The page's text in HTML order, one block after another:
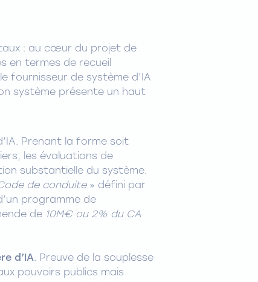
: au cœur du projet de
en termes de recueil
fournisseur de système d’IA
système présente un haut
Prenant la forme soit
les évaluations de
substantielle du système.
de conduite» défini par
programme de
de 10M€ ou 2% du CA
d’IA. Preuve de la souplesse
pouvoirs publics mais